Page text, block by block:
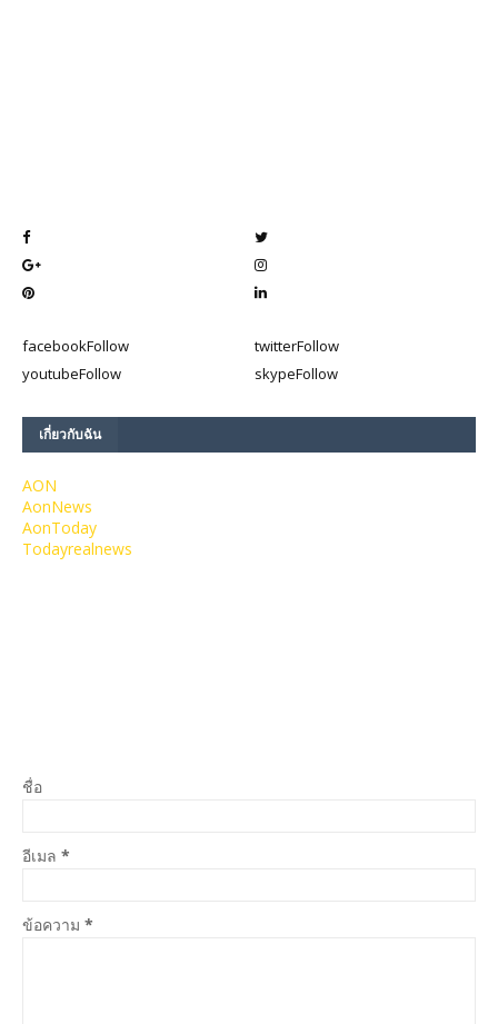
facebookFollow twitterFollow
youtubeFollow skypeFollow
เกี่ยวกับฉัน
AON
AonNews
AonToday
Todayrealnews
ชื่อ
อีเมล *
ข้อความ *